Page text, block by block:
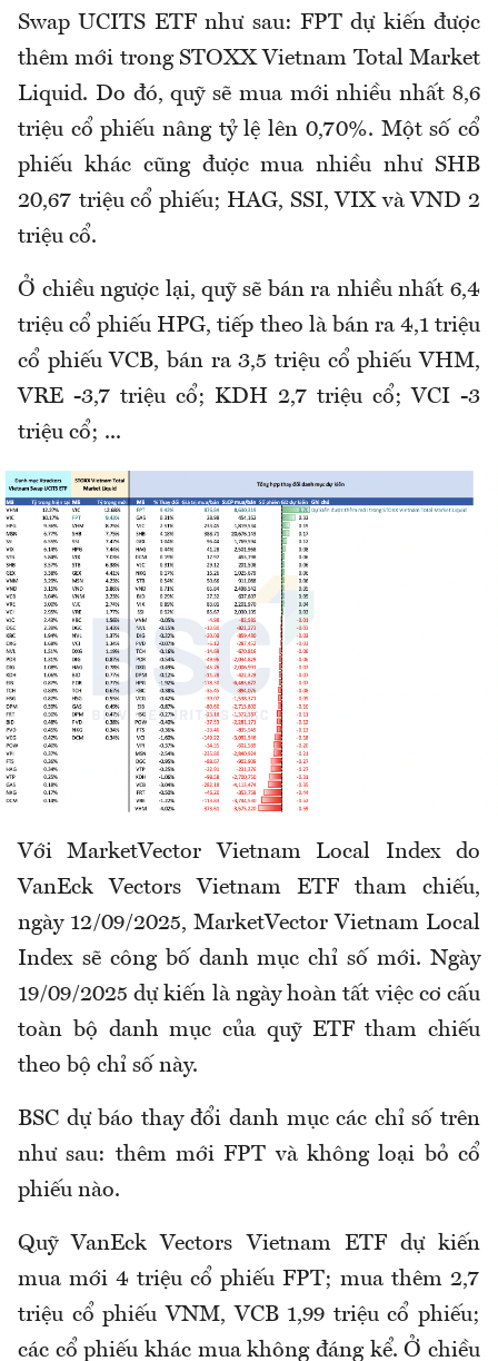
Swap UCITS ETF như sau: FPT dự kiến được
thêm mới trong STOXX Vietnam Total Market
Liquid. Do đó, quỹ sẽ mua mới nhiều nhất 8,6
triệu cổ phiếu nâng tỷ lệ lên 0,70%. Một số cổ
phiếu khác cũng được mua nhiều như SHB
20,67 triệu cổ phiếu; HAG, SSI, VIX và VND 2
triệu cổ.
Ở chiều ngược lại, quỹ sẽ bán ra nhiều nhất 6,4
triệu cổ phiếu HPG, tiếp theo là bán ra 4,1 triệu
cổ phiếu VCB, bán ra 3,5 triệu cổ phiếu VHM,
VRE -3,7 triệu cổ; KDH 2,7 triệu cổ; VCI -3
triệu cổ; ...
Với MarketVector Vietnam Local Index do
VanEck Vectors Vietnam ETF tham chiếu,
ngày 12/09/2025, MarketVector Vietnam Local
Index sẽ công bố danh mục chỉ số mới. Ngày
19/09/2025 dự kiến là ngày hoàn tất việc cơ cấu
toàn bộ danh mục của quỹ ETF tham chiếu
theo bộ chỉ số này.
BSC dự báo thay đổi danh mục các chỉ số trên
như sau: thêm mới FPT và không loại bỏ cổ
phiếu nào.
Quỹ VanEck Vectors Vietnam ETF dự kiến
mua mới 4 triệu cổ phiếu FPT; mua thêm 2,7
triệu cổ phiếu VNM, VCB 1,99 triệu cổ phiếu;
các cổ phiếu khác mua không đáng kể. Ở chiều